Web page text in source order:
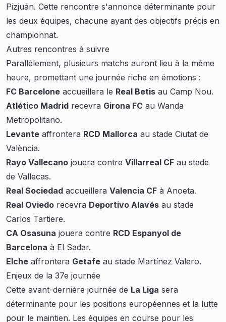
Pizjuán. Cette rencontre s'annonce déterminante pour
les deux équipes, chacune ayant des objectifs précis en
championnat.
Autres rencontres à suivre
Parallèlement, plusieurs matchs auront lieu à la même
heure, promettant une journée riche en émotions :
FC Barcelone accueillera le Real Betis au Camp Nou.
Atlético Madrid recevra Girona FC au Wanda
Metropolitano.
Levante affrontera RCD Mallorca au stade Ciutat de
València.
Rayo Vallecano jouera contre Villarreal CF au stade
de Vallecas.
Real Sociedad accueillera Valencia CF à Anoeta.
Real Oviedo recevra Deportivo Alavés au stade
Carlos Tartiere.
CA Osasuna jouera contre RCD Espanyol de
Barcelona à El Sadar.
Elche affrontera Getafe au stade Martínez Valero.
Enjeux de la 37e journée
Cette avant-dernière journée de La Liga sera
déterminante pour les positions européennes et la lutte
pour le maintien. Les équipes en course pour les